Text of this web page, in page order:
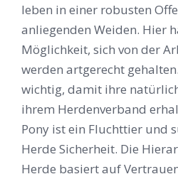
leben in einer robusten
anliegenden Weiden. Hier
Möglichkeit, sich von der
werden artgerecht
wichtig, damit ihre
ihrem Herdenverband
Pony ist ein Fluchttier und
Herde Sicherheit. Die
Herde basiert auf